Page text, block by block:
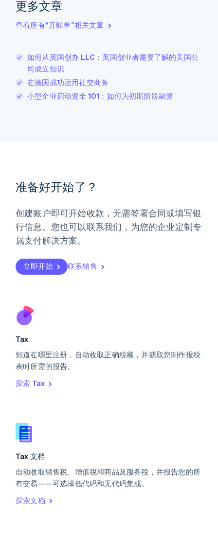
更多文章
查看所有“开账单”相关文章
如何从英国创办 LLC：英国创业者需要了解的美国公
司成立知识
在德国成功运用社交商务
小型企业启动资金 101：如何为初期阶段融资
准备好开始了？
创建账户即可开始收款，无需签署合同或填写银
行信息。您也可以联系我们，为您的企业定制专
属支付解决方案。
立即开始 联系销售
Tax
知道在哪里注册，自动收取正确税额，并获取您制作报税
表时所需的报告。
探索 Tax
Tax 文档
自动收取销售税、增值税和商品及服务税，并报告您的所
有交易——可选择低代码和无代码集成。
探索文档
EnglishItaliano
拉脱维亚
English
列支敦士登
DeutschEnglish
卢森堡
Français Deutsch English
罗马尼亚
墨西哥
EspañolEnglish
English
葡萄牙
PortuguêsEnglish
日本
瑞典
Svenska English
瑞士
English
斯洛伐克
泰国
ไทยEnglish
English
English
新西兰
匈牙利
意大利
ItalianoEnglish
印度
English